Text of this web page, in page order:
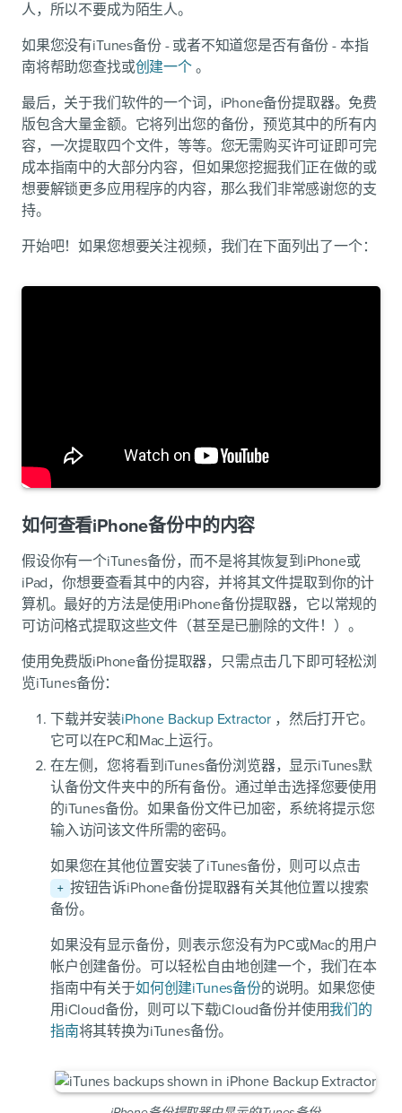
人，所以不要成为陌生人。
如果您没有iTunes备份 - 或者不知道您是否有备份 - 本指
南将帮助您查找或创建一个。
最后，关于我们软件的一个词，iPhone备份提取器。免费
版包含大量金额。它将列出您的备份，预览其中的所有内
容，一次提取四个文件，等等。您无需购买许可证即可完
成本指南中的大部分内容，但如果您挖掘我们正在做的或
想要解锁更多应用程序的内容，那么我们非常感谢您的支
持。
开始吧！如果您想要关注视频，我们在下面列出了一个：
如何查看iPhone备份中的内容
假设你有一个iTunes备份，而不是将其恢复到iPhone或
iPad，你想要查看其中的内容，并将其文件提取到你的计
算机。最好的方法是使用iPhone备份提取器，它以常规的
可访问格式提取这些文件（甚至是已删除的文件！）。
使用免费版iPhone备份提取器，只需点击几下即可轻松浏
览iTunes备份：
下载并安装iPhone Backup Extractor ，然后打开它。
它可以在PC和Mac上运行。
在左侧，您将看到iTunes备份浏览器，显示iTunes默
认备份文件夹中的所有备份。通过单击选择您要使用
的iTunes备份。如果备份文件已加密，系统将提示您
输入访问该文件所需的密码。
如果您在其他位置安装了iTunes备份，则可以点击
+ 按钮告诉iPhone备份提取器有关其他位置以搜索
备份。
如果没有显示备份，则表示您没有为PC或Mac的用户
帐户创建备份。可以轻松自由地创建一个，我们在本
指南中有关于如何创建iTunes备份的说明。如果您使
用iCloud备份，则可以下载iCloud备份并使用我们的
指南将其转换为iTunes备份。